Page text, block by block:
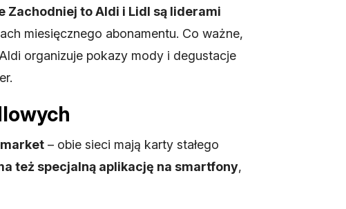
Zachodniej to Aldi i Lidl są liderami
miesięcznego abonamentu. Co ważne,
organizuje pokazy mody i degustacje
– obie sieci mają karty stałego
też specjalną aplikację na smartfony,